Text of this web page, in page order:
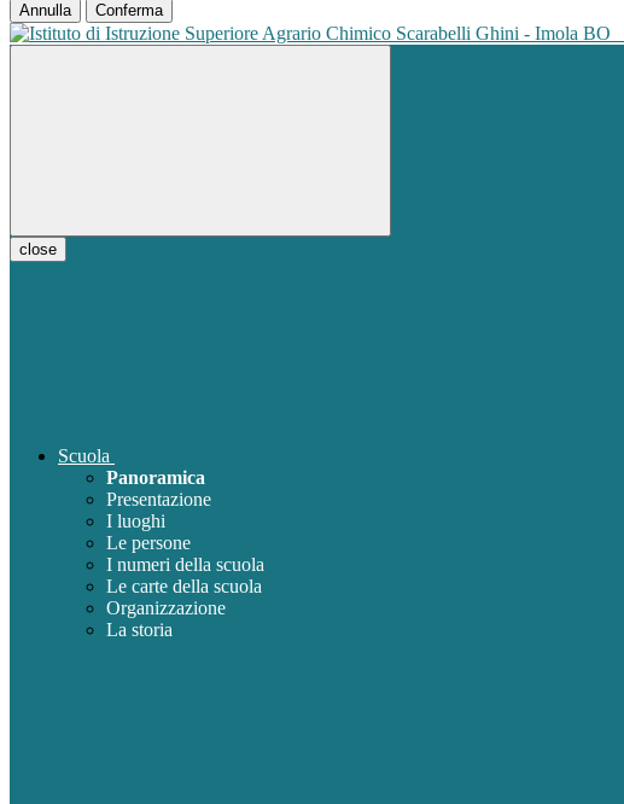
Annulla Conferma
close
Scuola
Panoramica
Presentazione
I luoghi
Le persone
I numeri della scuola
Le carte della scuola
Organizzazione
La storia